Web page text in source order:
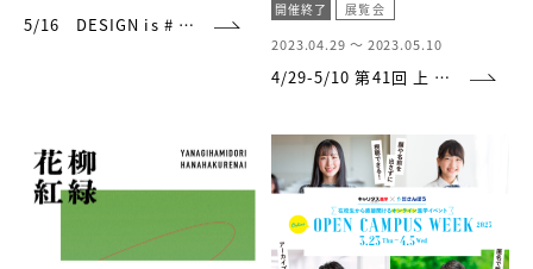
5/16 DESIGN is # …
開催終了 展覧会
2023.04.29 ～ 2023.05.10
4/29-5/10 第41回 上 …